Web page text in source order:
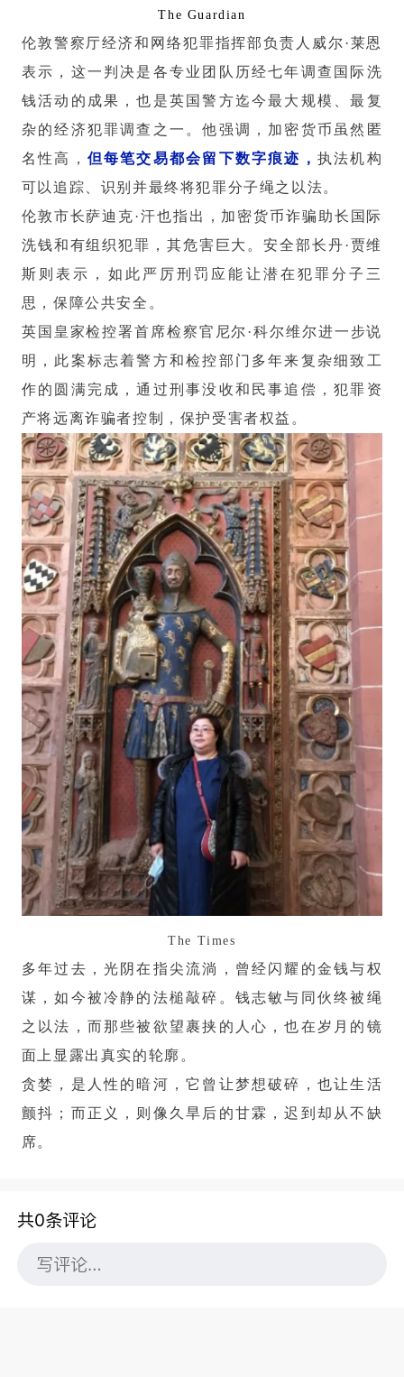
The Guardian
伦敦警察厅经济和网络犯罪指挥部负责人威尔·莱恩
表示，这一判决是各专业团队历经七年调查国际洗
钱活动的成果，也是英国警方迄今最大规模、最复
杂的经济犯罪调查之一。他强调，加密货币虽然匿
名性高， 但每笔交易都会留下数字痕迹， 执法机构
可以追踪、识别并最终将犯罪分子绳之以法。
伦敦市长萨迪克·汗也指出，加密货币诈骗助长国际
洗钱和有组织犯罪，其危害巨大。安全部长丹·贾维
斯则表示，如此严厉刑罚应能让潜在犯罪分子三
思，保障公共安全。
英国皇家检控署首席检察官尼尔·科尔维尔进一步说
明，此案标志着警方和检控部门多年来复杂细致工
作的圆满完成，通过刑事没收和民事追偿，犯罪资
产将远离诈骗者控制，保护受害者权益。
The Times
多年过去，光阴在指尖流淌，曾经闪耀的金钱与权
谋，如今被冷静的法槌敲碎。钱志敏与同伙终被绳
之以法，而那些被欲望裹挟的人心，也在岁月的镜
面上显露出真实的轮廓。
贪婪，是人性的暗河，它曾让梦想破碎，也让生活
颤抖；而正义，则像久旱后的甘霖，迟到却从不缺
席。
共0条评论